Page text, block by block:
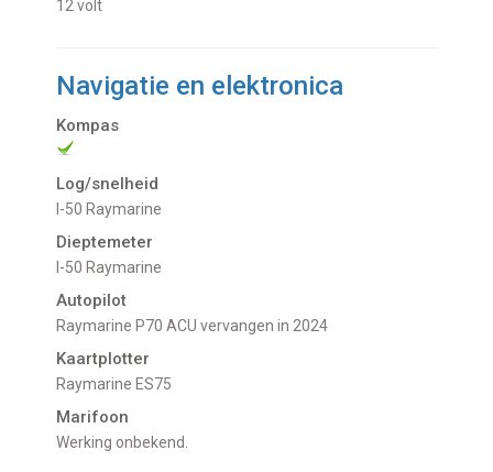
12 volt
Navigatie en elektronica
Kompas
Log/snelheid
I-50 Raymarine
Dieptemeter
I-50 Raymarine
Autopilot
Raymarine P70 ACU vervangen in 2024
Kaartplotter
Raymarine ES75
Marifoon
Werking onbekend.